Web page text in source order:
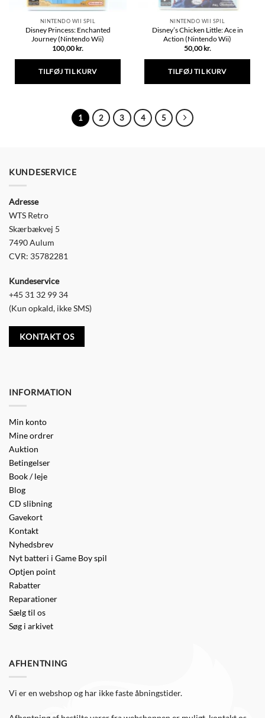
NINTENDO WII SPIL
Disney Princess: Enchanted
Journey (Nintendo Wii)
100,00 kr.
TILFØJ TIL KURV
NINTENDO WII SPIL
Disney’s Chicken Little: Ace in
Action (Nintendo Wii)
50,00 kr.
TILFØJ TIL KURV
1 2 3 4 5
KUNDESERVICE
Adresse
WTS Retro
Skærbækvej 5
7490 Aulum
CVR: 35782281
Kundeservice
+45 31 32 99 34
(Kun opkald, ikke SMS)
KONTAKT OS
INFORMATION
Min konto
Mine ordrer
Auktion
Betingelser
Book / leje
Blog
CD slibning
Gavekort
Kontakt
Nyhedsbrev
Nyt batteri i Game Boy spil
Optjen point
Rabatter
Reparationer
Sælg til os
Søg i arkivet
AFHENTNING
Vi er en webshop og har ikke faste åbningstider.